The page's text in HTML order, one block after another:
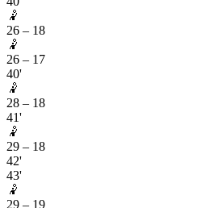
🤾
26 – 18
🤾
26 – 17
40'
🤾
28 – 18
41'
🤾
29 – 18
42'
43'
🤾
29 – 19